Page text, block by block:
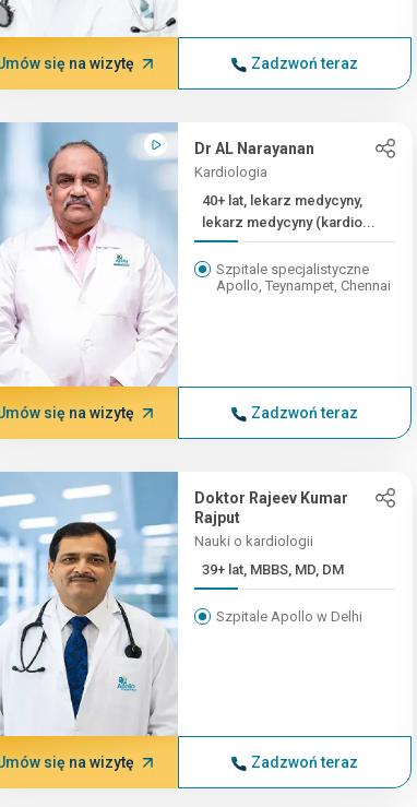
się na wizytę Zadzwoń teraz
Dr AL Narayanan
Kardiologia
40+ lat, lekarz medycyny,
lekarz medycyny (kardio...
Szpitale specjalistyczne
Apollo, Teynampet, Chennai
się na wizytę Zadzwoń teraz
Doktor Rajeev Kumar
Rajput
Nauki o kardiologii
39+ lat, MBBS, MD, DM
Szpitale Apollo w Delhi
się na wizytę Zadzwoń teraz